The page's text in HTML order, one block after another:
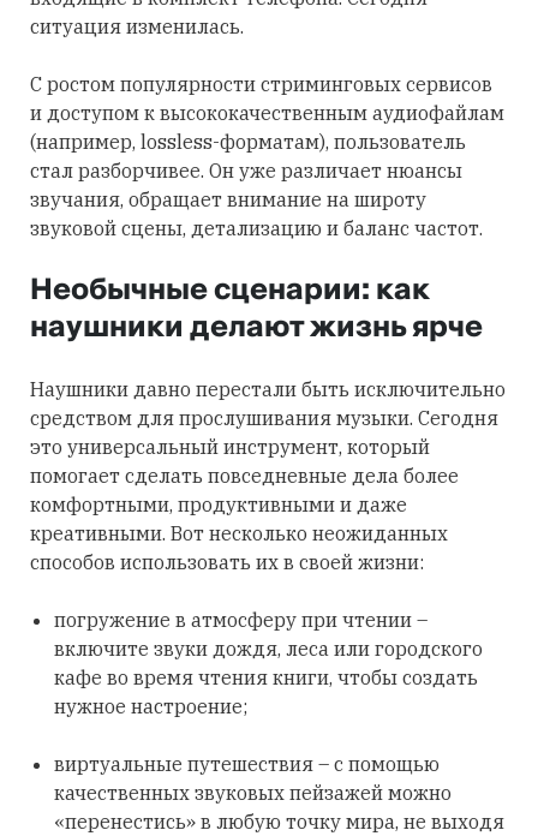
ситуация изменилась.
С ростом популярности стриминговых сервисов
и доступом к высококачественным аудиофайлам
(например, lossless-форматам), пользователь
стал разборчивее. Он уже различает нюансы
звучания, обращает внимание на широту
звуковой сцены, детализацию и баланс частот.
Необычные сценарии: как
наушники делают жизнь ярче
Наушники давно перестали быть исключительно
средством для прослушивания музыки. Сегодня
это универсальный инструмент, который
помогает сделать повседневные дела более
комфортными, продуктивными и даже
креативными. Вот несколько неожиданных
способов использовать их в своей жизни:
погружение в атмосферу при чтении –
включите звуки дождя, леса или городского
кафе во время чтения книги, чтобы создать
нужное настроение;
виртуальные путешествия – с помощью
качественных звуковых пейзажей можно
«перенестись» в любую точку мира, не выходя